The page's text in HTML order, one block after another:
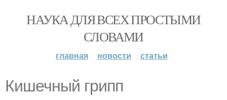
НАУКА ДЛЯ ВСЕХ ПРОСТЫМИ
СЛОВАМИ
главная новости статьи
Кишечный грипп